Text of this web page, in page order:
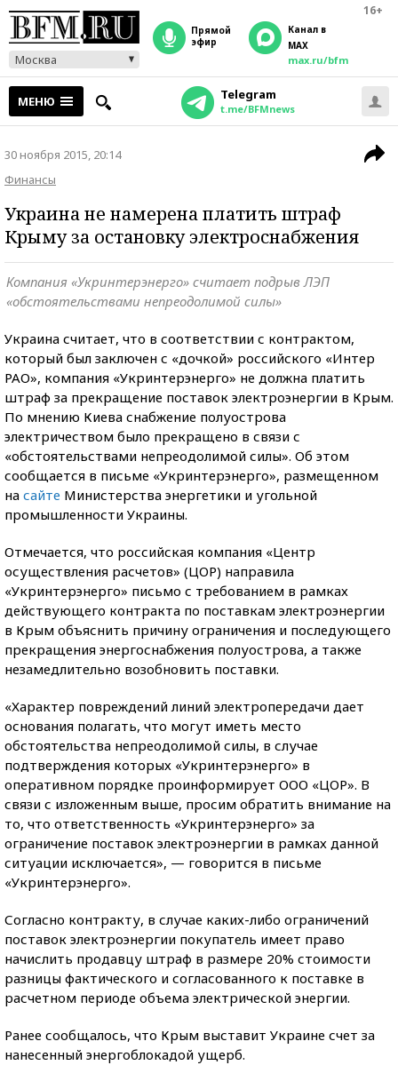
16+
Москва
прямой
эфир
Канал в
MAX
max.ru/bfm
МЕНЮ Telegram
t.me/BFMnews
30 ноября 2015, 20:14
Финансы
Украина не намерена платить штраф
Крыму за остановку электроснабжения
Компания «Укринтерэнерго» считает подрыв ЛЭП
«обстоятельствами непреодолимой силы»
Украина считает, что в соответствии с контрактом,
который был заключен с «дочкой» российского «Интер
РАО», компания «Укринтерэнерго» не должна платить
штраф за прекращение поставок электроэнергии в Крым.
По мнению Киева снабжение полуострова
электричеством было прекращено в связи с
«обстоятельствами непреодолимой силы». Об этом
сообщается в письме «Укринтерэнерго», размещенном
на сайте Министерства энергетики и угольной
промышленности Украины.
Отмечается, что российская компания «Центр
осуществления расчетов» (ЦОР) направила
«Укринтерэнерго» письмо с требованием в рамках
действующего контракта по поставкам электроэнергии
в Крым объяснить причину ограничения и последующего
прекращения энергоснабжения полуострова, а также
незамедлительно возобновить поставки.
«Характер повреждений линий электропередачи дает
основания полагать, что могут иметь место
обстоятельства непреодолимой силы, в случае
подтверждения которых «Укринтерэнерго» в
оперативном порядке проинформирует ООО «ЦОР». В
связи с изложенным выше, просим обратить внимание на
то, что ответственность «Укринтерэнерго» за
ограничение поставок электроэнергии в рамках данной
ситуации исключается», — говорится в письме
«Укринтерэнерго».
Согласно контракту, в случае каких-либо ограничений
поставок электроэнергии покупатель имеет право
начислить продавцу штраф в размере 20% стоимости
разницы фактического и согласованного к поставке в
расчетном периоде объема электрической энергии.
Ранее сообщалось, что Крым выставит Украине счет за
нанесенный энергоблокадой ущерб.